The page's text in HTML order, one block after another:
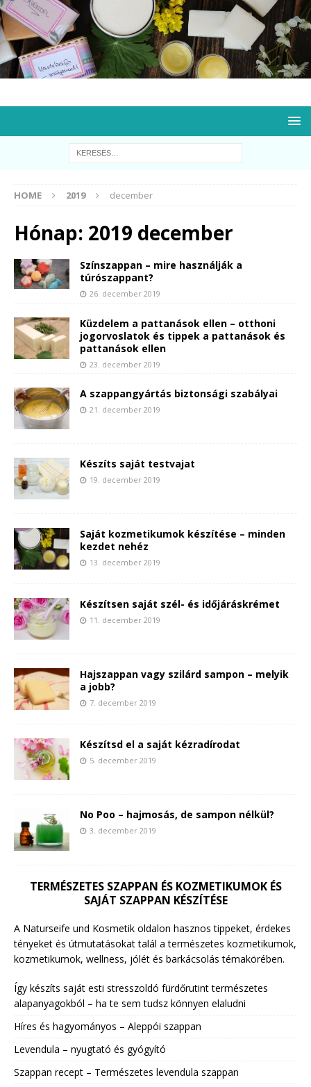
HOME 2019 december
Hónap: 2019 december
Színszappan – mire használják a
túrószappant?
26. december 2019
Küzdelem a pattanások ellen – otthoni
jogorvoslatok és tippek a pattanások és
pattanások ellen
23. december 2019
A szappangyártás biztonsági szabályai
21. december 2019
Készíts saját testvajat
19. december 2019
Saját kozmetikumok készítése – minden
kezdet nehéz
13. december 2019
Készítsen saját szél- és időjáráskrémet
11. december 2019
Hajszappan vagy szilárd sampon – melyik
a jobb?
7. december 2019
Készítsd el a saját kézradírodat
5. december 2019
No Poo – hajmosás, de sampon nélkül?
3. december 2019
TERMÉSZETES SZAPPAN ÉS KOZMETIKUMOK ÉS
SAJÁT SZAPPAN KÉSZÍTÉSE
A Naturseife und Kosmetik oldalon hasznos tippeket, érdekes
tényeket és útmutatásokat talál a természetes kozmetikumok,
kozmetikumok, wellness, jólét és barkácsolás témakörében.
Így készíts saját esti stresszoldó fürdőrutint természetes
alapanyagokból – ha te sem tudsz könnyen elaludni
Híres és hagyományos – Aleppói szappan
Levendula – nyugtató és gyógyító
Szappan recept – Természetes levendula szappan